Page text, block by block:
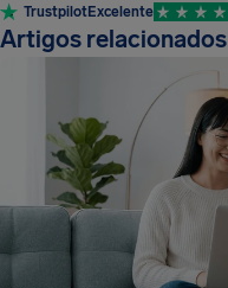
TrustpilotExcelente
Artigos relacionados